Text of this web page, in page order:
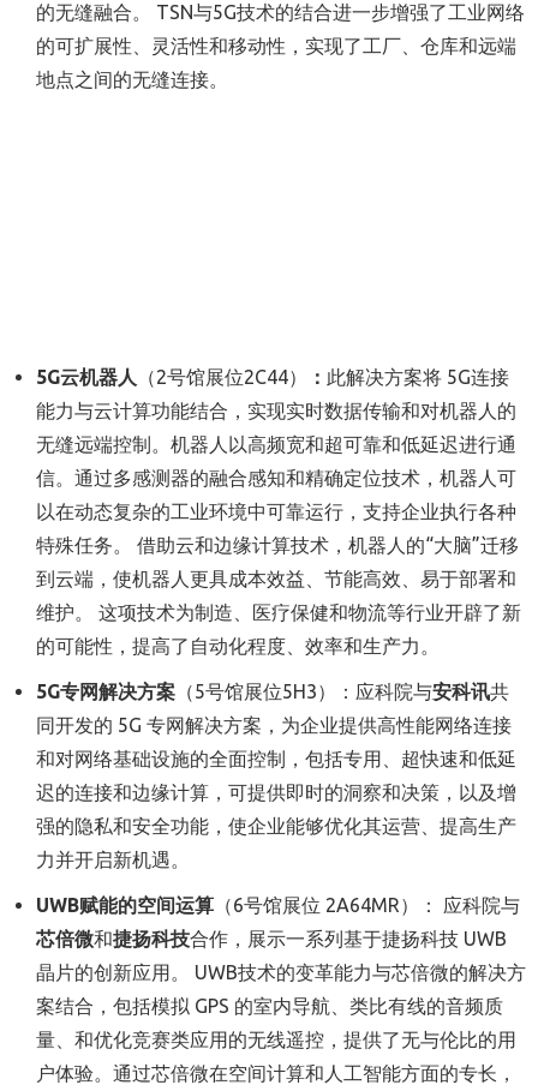
的无缝融合。 TSN与5G技术的结合进一步增强了工业网络
的可扩展性、灵活性和移动性，实现了工厂、仓库和远端
地点之间的无缝连接。
5G云机器人 （2号馆展位2C44） ： 此解决方案将 5G连接
能力与云计算功能结合，实现实时数据传输和对机器人的
无缝远端控制。机器人以高频宽和超可靠和低延迟进行通
信。通过多感测器的融合感知和精确定位技术，机器人可
以在动态复杂的工业环境中可靠运行，支持企业执行各种
特殊任务。 借助云和边缘计算技术，机器人的“大脑”迁移
到云端，使机器人更具成本效益、节能高效、易于部署和
维护。 这项技术为制造、医疗保健和物流等行业开辟了新
的可能性，提高了自动化程度、效率和生产力。
5G专网解决方案 （5号馆展位5H3）：应科院与安科讯共
同开发的 5G 专网解决方案，为企业提供高性能网络连接
和对网络基础设施的全面控制，包括专用、超快速和低延
迟的连接和边缘计算，可提供即时的洞察和决策，以及增
强的隐私和安全功能，使企业能够优化其运营、提高生产
力并开启新机遇。
UWB赋能的空间运算 （6号馆展位 2A64MR）： 应科院与
芯倍微和捷扬科技合作，展示一系列基于捷扬科技 UWB
晶片的创新应用。 UWB技术的变革能力与芯倍微的解决方
案结合，包括模拟 GPS 的室内导航、类比有线的音频质
量、和优化竞赛类应用的无线遥控，提供了无与伦比的用
户体验。通过芯倍微在空间计算和人工智能方面的专长，